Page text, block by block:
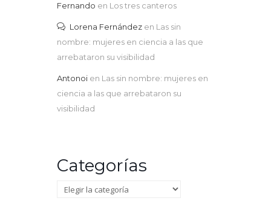
Fernando en Los tres canteros
Lorena Fernández en Las sin
nombre: mujeres en ciencia a las que
arrebataron su visibilidad
Antonoi en Las sin nombre: mujeres en
ciencia a las que arrebataron su
visibilidad
Categorías
Categorías